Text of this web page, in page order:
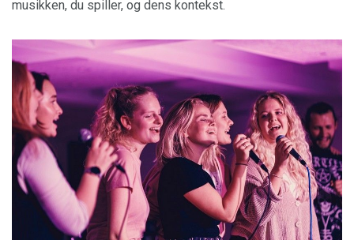
musikken, du spiller, og dens kontekst.